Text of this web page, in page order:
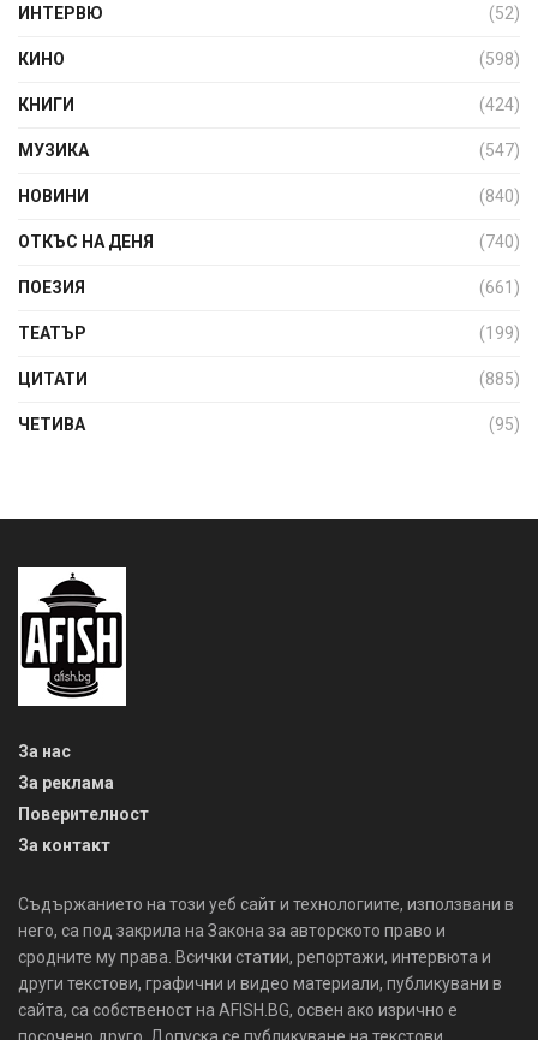
ИНТЕРВЮ (52)
КИНО (598)
КНИГИ (424)
МУЗИКА (547)
НОВИНИ (840)
ОТКЪС НА ДЕНЯ (740)
ПОЕЗИЯ (661)
ТЕАТЪР (199)
ЦИТАТИ (885)
ЧЕТИВА (95)
За нас
За реклама
Поверителност
За контакт
Съдържанието на този уеб сайт и технологиите, използвани в
него, са под закрила на Закона за авторското право и
сродните му права. Всички статии, репортажи, интервюта и
други текстови, графични и видео материали, публикувани в
сайта, са собственост на AFISH.BG, освен ако изрично е
посочено друго. Допуска се публикуване на текстови